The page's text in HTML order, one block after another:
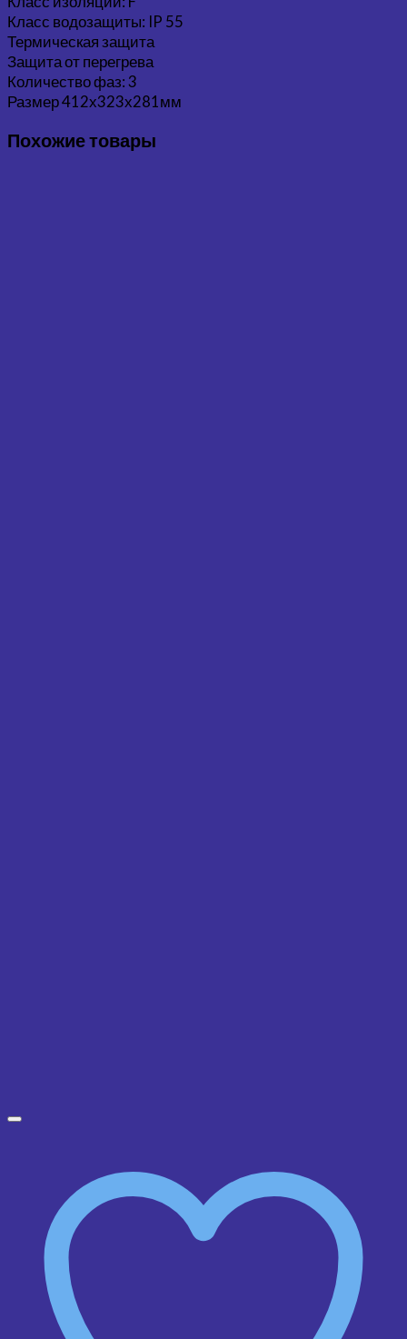
Класс водозащиты: IP 55
Термическая защита
Защита от перегрева
Количество фаз: 3
Размер 412х323х281мм
Похожие товары